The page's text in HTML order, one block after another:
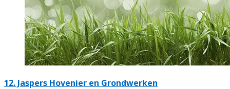
12. Jaspers Hovenier en Grondwerken